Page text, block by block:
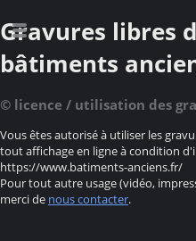
Gravures libres
bâtiments
© licence / utilisation des
Vous êtes autorisé à utiliser les
tout affichage en ligne à condition
https://www.batiments-anciens.fr/
Pour tout autre usage (vidéo,
merci de nous contacter.